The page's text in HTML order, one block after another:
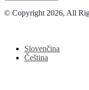
© Copyright 2026, All
button
Slovenčina
Čeština